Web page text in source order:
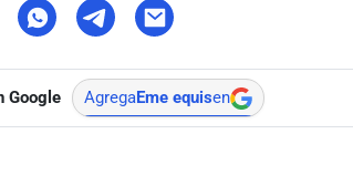
Google AgregaEme equisen